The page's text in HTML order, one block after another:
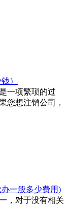
）
一项繁琐的过
您想注销公司，
一般多少费用)
，对于没有相关